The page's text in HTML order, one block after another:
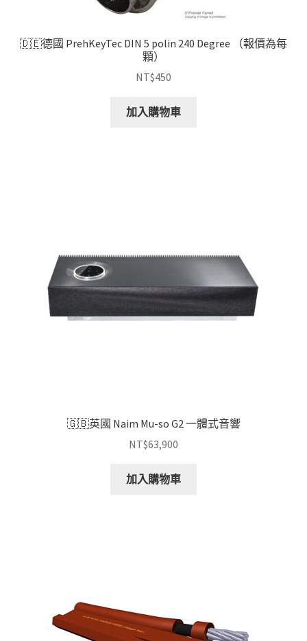
🇩🇪德國 PrehKeyTec DIN 5 polin 240 Degree （報價為每
顆）
NT$450
加入購物車
🇬🇧英國 Naim Mu-so G2 一體式音響
NT$63,900
加入購物車